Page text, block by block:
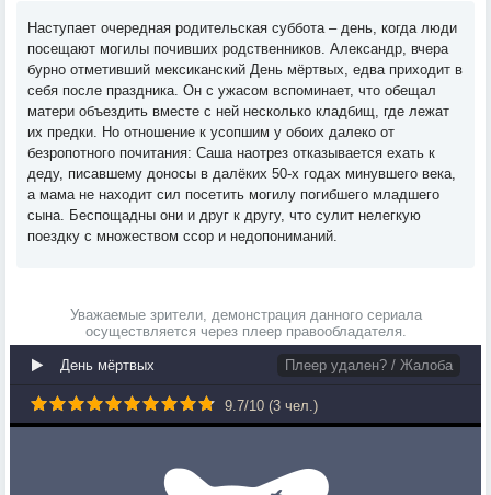
Наступает очередная родительская суббота – день, когда люди
посещают могилы почивших родственников. Александр, вчера
бурно отметивший мексиканский День мёртвых, едва приходит в
себя после праздника. Он с ужасом вспоминает, что обещал
матери объездить вместе с ней несколько кладбищ, где лежат
их предки. Но отношение к усопшим у обоих далеко от
безропотного почитания: Саша наотрез отказывается ехать к
деду, писавшему доносы в далёких 50-х годах минувшего века,
а мама не находит сил посетить могилу погибшего младшего
сына. Беспощадны они и друг к другу, что сулит нелегкую
поездку с множеством ссор и недопониманий.
Уважаемые зрители, демонстрация данного сериала
осуществляется через плеер правообладателя.
День мёртвых Плеер удален? / Жалоба
9.7/10 (3 чел.)